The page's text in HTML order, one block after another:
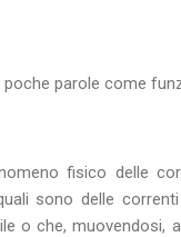
parole come
fisico delle
sono delle
o che, muovendosi,